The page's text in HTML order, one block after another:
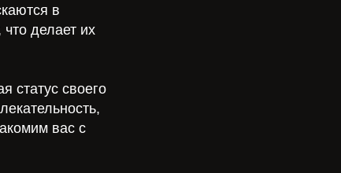
в
делает их
статус своего
вас с